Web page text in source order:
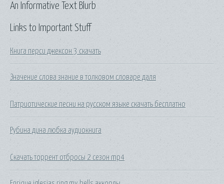
Links to Important Stuff
Книга перси джексон 3 скачать
Значение слова знание в толковом словаре даля
Патриотические песни на русском языке скачать бесплатно
Рубина дина любка аудиокнига
Скачать торрент отбросы 2 сезон mp4
An Informative Text Blurb